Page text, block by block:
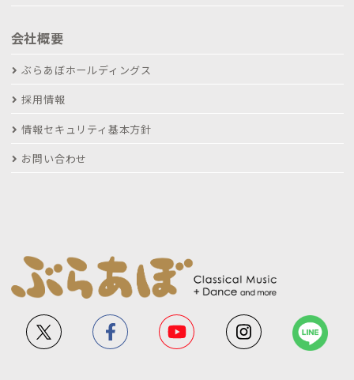
会社概要
ぶらあぼホールディングス
採用情報
情報セキュリティ基本方針
お問い合わせ